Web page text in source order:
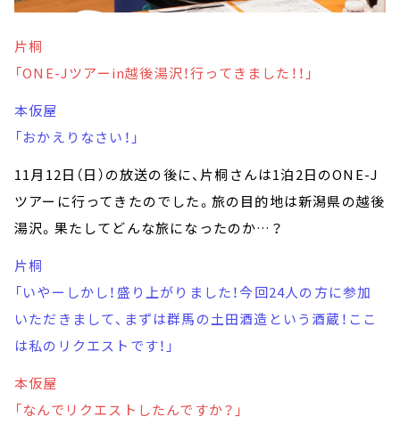
片桐
「ONE-Jツアーin越後湯沢！行ってきました！！」
本仮屋
「おかえりなさい！」
11月12日（日）の放送の後に、片桐さんは1泊2日のONE-J
ツアーに行ってきたのでした。旅の目的地は新潟県の越後
湯沢。果たしてどんな旅になったのか…？
片桐
「いやーしかし！盛り上がりました！今回24人の方に参加
いただきまして、まずは群馬の土田酒造という酒蔵！ここ
は私のリクエストです！」
本仮屋
「なんでリクエストしたんですか？」